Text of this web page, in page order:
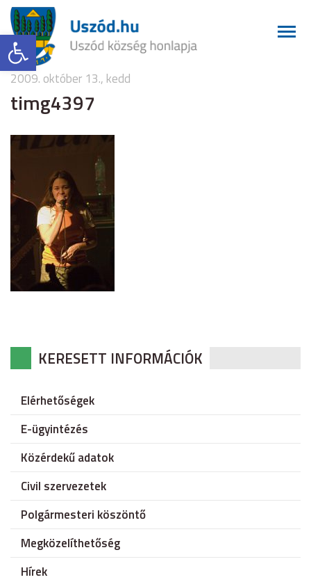
Eszköztár megnyitása
2009. október 13., kedd
timg4397
KERESETT INFORMÁCIÓK
Elérhetőségek
E-ügyintézés
Közérdekű adatok
Civil szervezetek
Polgármesteri köszöntő
Megközelíthetőség
Hírek